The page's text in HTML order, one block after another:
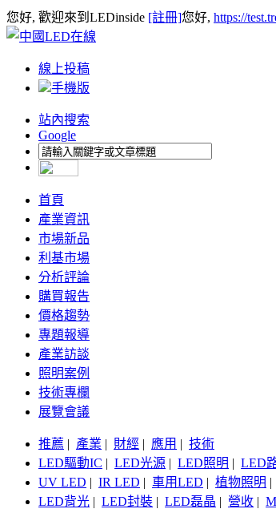
您好, 歡迎來到LEDinside [註冊]您好, https://
線上投稿
手機版
站內搜索
Google
首頁
產業資訊
市場新品
利基市場
分析評論
購買報告
價格趨勢
專題報導
產業訪談
照明案例
技術專欄
展覽會議
推薦 | 產業 | 財經 | 應用 | 技術
LED驅動IC | LED光源 | LED照明 | LED
UV LED | IR LED | 車用LED | 植物照明 |
LED背光 | LED封裝 | LED磊晶 | 營收 |